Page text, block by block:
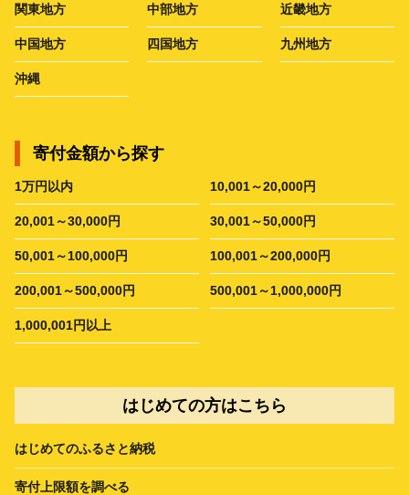
関東地方 中部地方 近畿地方
中国地方 四国地方 九州地方
沖縄
寄付金額から探す
1万円以内 10,001～20,000円
20,001～30,000円 30,001～50,000円
50,001～100,000円 100,001～200,000円
200,001～500,000円 500,001～1,000,000円
1,000,001円以上
はじめての方はこちら
はじめてのふるさと納税
寄付上限額を調べる